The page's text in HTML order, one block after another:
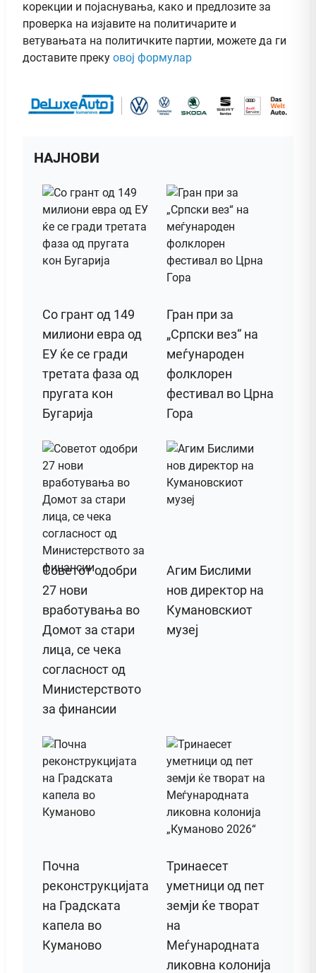
корекции и појаснувања, како и предлозите за
проверка на изјавите на политичарите и
ветувањата на политичките партии, можете да ги
доставите преку овој формулар
НАЈНОВИ
Со грант од 149
милиони евра од
ЕУ ќе се гради
третата фаза од
пругата кон
Бугарија
Гран при за
„Српски вез“ на
меѓународен
фолклорен
фестивал во Црна
Гора
Советот одобри
27 нови
вработувања во
Домот за стари
лица, се чека
согласност од
Министерството
за финансии
Агим Бислими
нов директор на
Кумановскиот
музеј
Почна
реконструкцијата
на Градската
капела во
Куманово
Тринаесет
уметници од пет
земји ќе творат
на
Меѓународната
ликовна колонија